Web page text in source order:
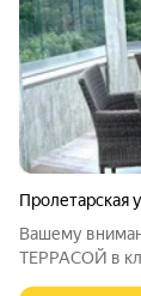
Пролетарская
Вашему
ТЕРРАСОЙ в